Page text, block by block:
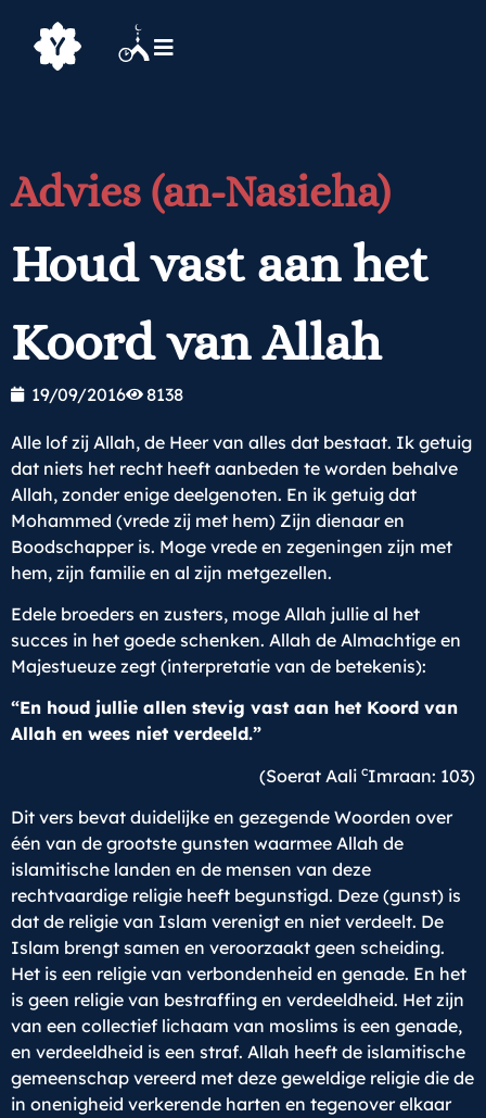
Advies (an-Nasieha)
Houd vast aan het
Koord van Allah
19/09/2016 8138
Alle lof zij Allah, de Heer van alles dat bestaat. Ik getuig
dat niets het recht heeft aanbeden te worden behalve
Allah, zonder enige deelgenoten. En ik getuig dat
Mohammed (vrede zij met hem) Zijn dienaar en
Boodschapper is. Moge vrede en zegeningen zijn met
hem, zijn familie en al zijn metgezellen.
Edele broeders en zusters, moge Allah jullie al het
succes in het goede schenken. Allah de Almachtige en
Majestueuze zegt (interpretatie van de betekenis):
“En houd jullie allen stevig vast aan het Koord van
Allah en wees niet verdeeld.”
(Soerat Aali cImraan: 103)
Dit vers bevat duidelijke en gezegende Woorden over
één van de grootste gunsten waarmee Allah de
islamitische landen en de mensen van deze
rechtvaardige religie heeft begunstigd. Deze (gunst) is
dat de religie van Islam verenigt en niet verdeelt. De
Islam brengt samen en veroorzaakt geen scheiding.
Het is een religie van verbondenheid en genade. En het
is geen religie van bestraffing en verdeeldheid. Het zijn
van een collectief lichaam van moslims is een genade,
en verdeeldheid is een straf. Allah heeft de islamitische
gemeenschap vereerd met deze geweldige religie die de
in onenigheid verkerende harten en tegenover elkaar